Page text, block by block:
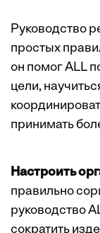
Руководство
простых
он помог ALL
цели,
принимать
Настроить
правильно
руководство
сократить